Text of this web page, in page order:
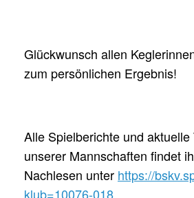
Glückwunsch allen
zum persönlichen Ergebnis!
Alle Spielberichte und aktuelle
unserer Mannschaften findet
Nachlesen unter https://
klub=10076-018